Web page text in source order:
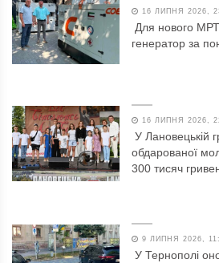
16 ЛИПНЯ 2026,
Для нового
генератор за
16 ЛИПНЯ 2026,
У Лановецькій
обдарованої
300 тисяч
9 ЛИПНЯ 2026,
У Тернополі